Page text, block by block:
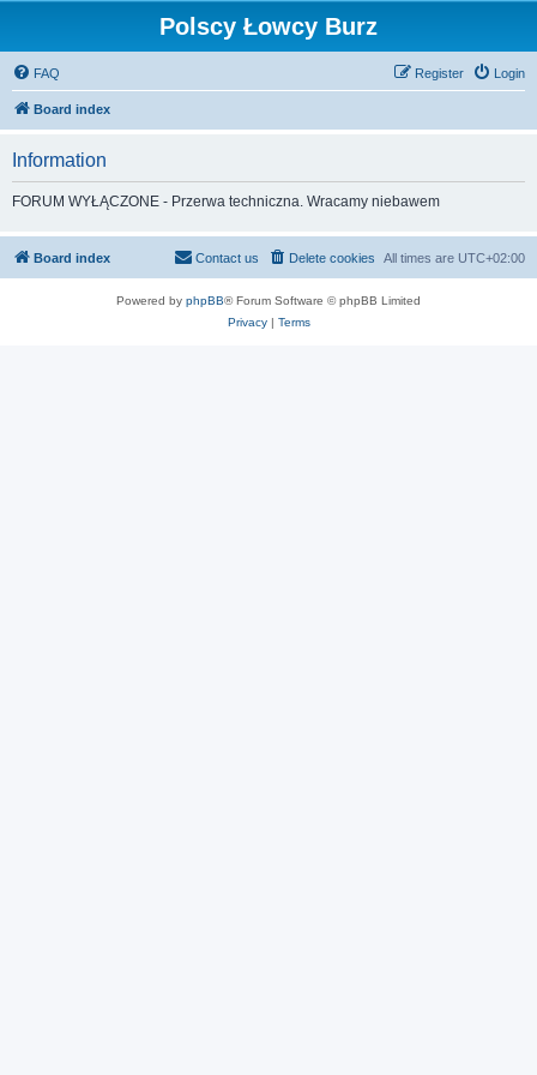
Polscy Łowcy Burz
FAQ Login
Register
Board index
Information
FORUM WYŁĄCZONE - Przerwa techniczna. Wracamy niebawem
Board index All times are UTC+02:00
Delete cookies
Contact us
Powered by phpBB® Forum Software © phpBB Limited
Privacy| Terms